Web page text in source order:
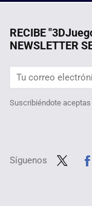
RECIBE
NEWSLETTER
Suscribiéndote aceptas
Síguenos